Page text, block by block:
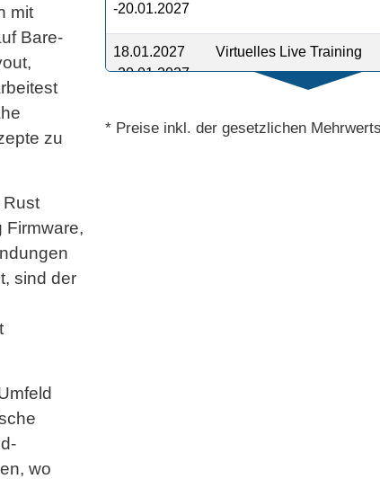
-20.01.2027
18.01.2027
-20.01.2027
Virtuelles Live Training
-21.04.2027
* Preise inkl. der gesetzlichen
mit
Bare-
zu
Rust
Firmware,
sind der
wo